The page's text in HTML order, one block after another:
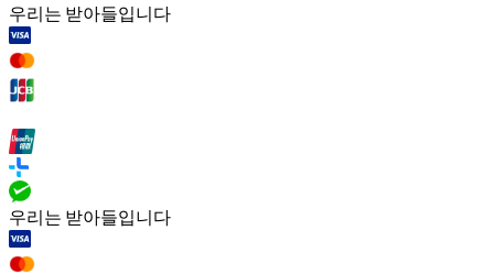
우리는 받아들입니다
우리는 받아들입니다